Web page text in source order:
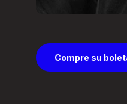
Compre su